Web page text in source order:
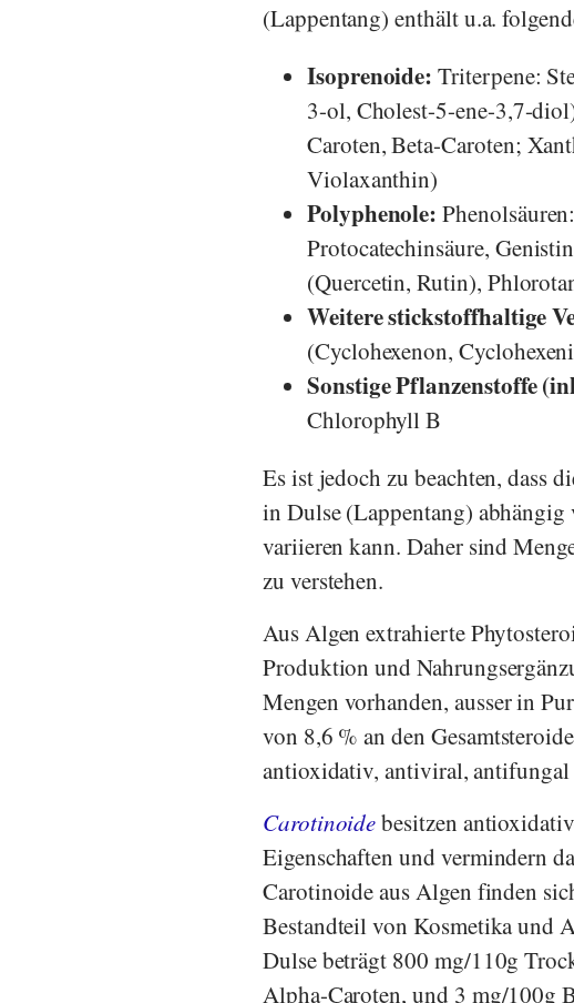
(Lappentang) enthält u.a.
Isoprenoide: Triterpene:
3-ol, Cholest-5-ene-3,7-
Caroten, Beta-Caroten;
Violaxanthin)
Polyphenole:
Protocatechinsäure,
(Quercetin, Rutin),
Weitere stickstoffhaltige
(Cyclohexenon,
Sonstige Pflanzenstoffe
Chlorophyll B
Es ist jedoch zu beachten, dass
in Dulse (Lappentang)
variieren kann. Daher sind
zu verstehen.
Aus Algen extrahierte
Produktion und
Mengen vorhanden, ausser in
von 8,6 % an den
antioxidativ, antiviral,
Carotinoidebesitzen
Eigenschaften und vermindern
Carotinoide aus Algen finden
Bestandteil von Kosmetika und
Dulse beträgt 800 mg/110g
Alpha-Caroten, und 3 mg/100g